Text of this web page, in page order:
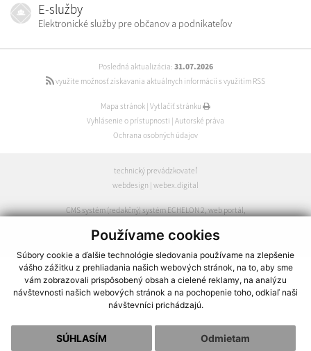
Používame cookies
Súbory cookie a ďalšie technológie sledovania používame na zlepšenie
vášho zážitku z prehliadania našich webových stránok, na to, aby sme
vám zobrazovali prispôsobený obsah a cielené reklamy, na analýzu
návštevnosti našich webových stránok a na pochopenie toho, odkiaľ naši
návštevníci prichádzajú.
SÚHLASÍM Odmietam
E-služby
Elektronické služby pre občanov a podnikateľov
Posledná aktualizácia: 31.07.2026
využite možnosť získavania aktuálnych informácií s využitím RSS
Mapa stránok | Vytlačiť stránku
Vyhlásenie o prístupnosti | Autorské práva
Ochrana osobných údajov
technický prevádzkovateľ
webdesign | webex.digital
CMS systém (redakčný) systém ECHELON 2,web portál,
spoločnosť webex.digital